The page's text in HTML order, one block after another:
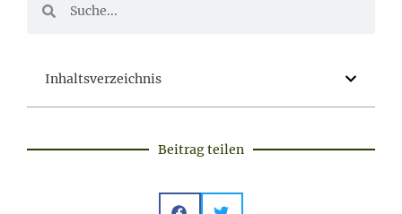
Inhaltsverzeichnis
Beitrag teilen